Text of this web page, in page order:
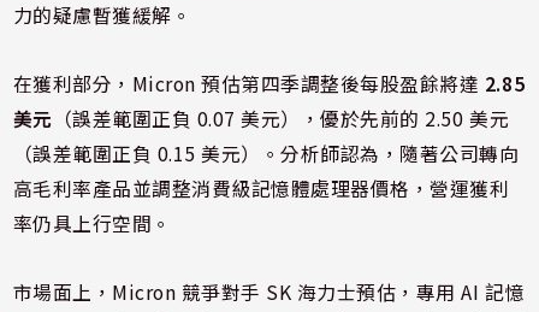
力的疑慮暫獲緩解。
在獲利部分，Micron 預估第四季調整後每股盈餘將達 2.85
美元 （誤差範圍正負 0.07 美元），優於先前的 2.50 美元
（誤差範圍正負 0.15 美元）。分析師認為，隨著公司轉向
高毛利率產品並調整消費級記憶體處理器價格，營運獲利
率仍具上行空間。
市場面上，Micron 競爭對手 SK 海力士預估，專用 AI 記憶